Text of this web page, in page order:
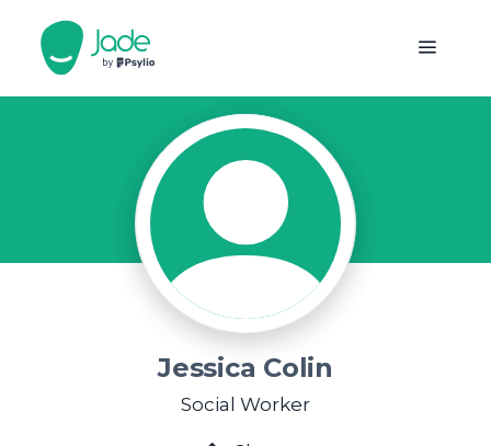
Jessica Colin
Social Worker